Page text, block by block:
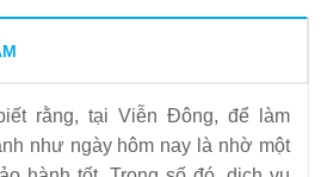
ở đâu Hà Nội?
lý – 3 Sự thật đằng sau không phải ai
rằng, tại Viễn Đông, để làm
như ngày hôm nay là nhờ một